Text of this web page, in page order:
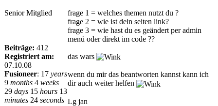
Senior Mitglied
Beiträge: 412
Registriert am:
07.10.08
Fusioneer: 17 years
9 months 4 weeks
29 days 15 hours 13
minutes 24 seconds
frage 1 = welches themen nutzt du ?
frage 2 = wie ist dein seiten link?
frage 3 = wie hast du es geändert per admin
menü oder direkt im code ??
das wars
wenn du mir das beantworten kannst kann ich
dir auch weiter helfen
Lg jan